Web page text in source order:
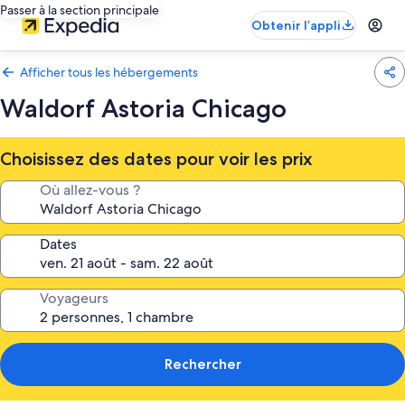
Passer à la section principale
Obtenir l’appli
Afficher tous les hébergements
Waldorf Astoria Chicago
Choisissez des dates pour voir les prix
Où allez-vous ?
Dates
Voyageurs
Rechercher